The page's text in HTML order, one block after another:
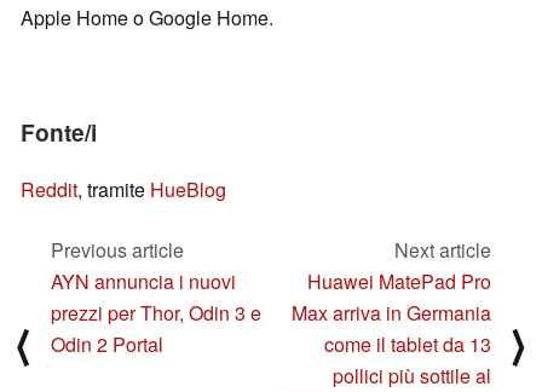
Apple Home o Google Home.
Fonte/i
Reddit, tramite HueBlog
⟨
Previous article
AYN annuncia i nuovi
prezzi per Thor, Odin 3 e
Odin 2 Portal
Next article
Huawei MatePad Pro
Max arriva in Germania
come il tablet da 13
pollici più sottile al
⟩